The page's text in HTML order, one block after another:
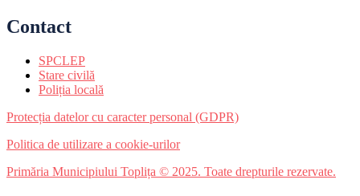
Contact
SPCLEP
Stare civilă
Poliția locală
Protecția datelor cu caracter personal (GDPR)
Politica de utilizare a cookie-urilor
Primăria Municipiului Toplița © 2025. Toate drepturile rezervate.